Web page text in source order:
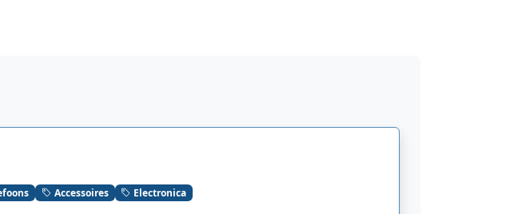
Accessoires Electronica